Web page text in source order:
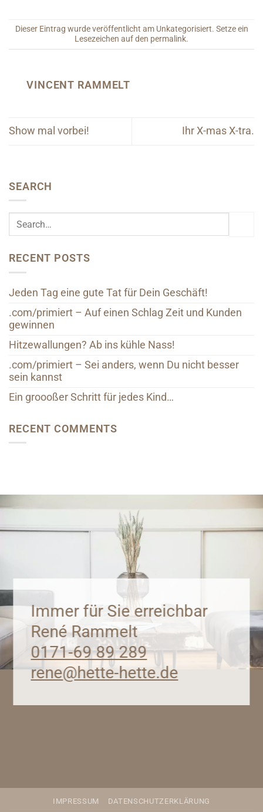
Dieser Eintrag wurde veröffentlicht am Unkategorisiert. Setze ein
Lesezeichen auf den permalink.
VINCENT RAMMELT
Show mal vorbei! Ihr X-mas X-tra.
SEARCH
RECENT POSTS
Jeden Tag eine gute Tat für Dein Geschäft!
.com/primiert – Auf einen Schlag Zeit und Kunden
gewinnen
Hitzewallungen? Ab ins kühle Nass!
.com/primiert – Sei anders, wenn Du nicht besser
sein kannst
Ein groooßer Schritt für jedes Kind…
RECENT COMMENTS
Immer für Sie erreichbar
René Rammelt
0171-69 89 289
rene@hette-hette.de
IMPRESSUM DATENSCHUTZERKLÄRUNG